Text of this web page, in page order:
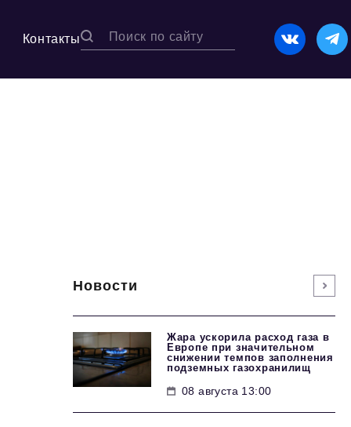
Контакты
Новости
Жара ускорила расход газа в
Европе при значительном
снижении темпов заполнения
подземных газохранилищ
08 августа 13:00